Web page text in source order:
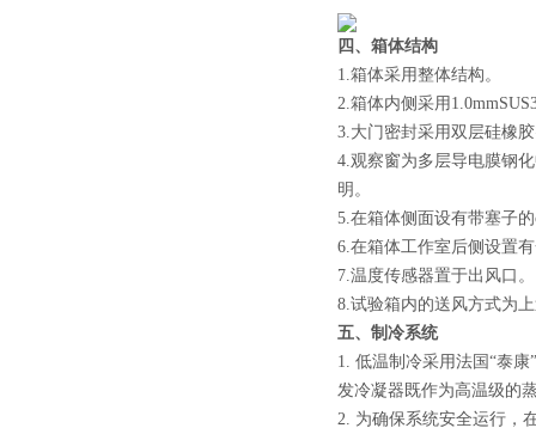
四、箱体结构
1.箱体采用整体结构。
2.箱体内侧采用
3.大门密封采用双层硅橡
4.观察窗为多层导电膜钢
明。
5.在箱体侧面设有带塞子
6.在箱体工作室后侧设置
7.温度传感器置于出风口。
8.试验箱内的送风方式为
五、制冷系统
1. 低温制冷采用法国“泰
发冷凝器既作为高温级的
2. 为确保系统安全运行，